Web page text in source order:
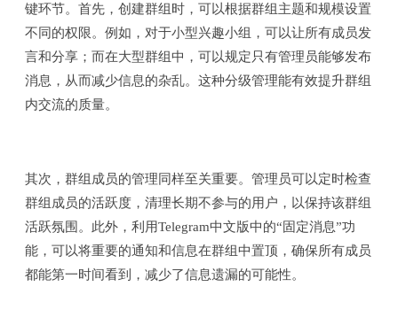
键环节。首先，创建群组时，可以根据群组主题和规模设置
不同的权限。例如，对于小型兴趣小组，可以让所有成员发
言和分享；而在大型群组中，可以规定只有管理员能够发布
消息，从而减少信息的杂乱。这种分级管理能有效提升群组
内交流的质量。
其次，群组成员的管理同样至关重要。管理员可以定时检查
群组成员的活跃度，清理长期不参与的用户，以保持该群组
活跃氛围。此外，利用Telegram中文版中的“固定消息”功
能，可以将重要的通知和信息在群组中置顶，确保所有成员
都能第一时间看到，减少了信息遗漏的可能性。